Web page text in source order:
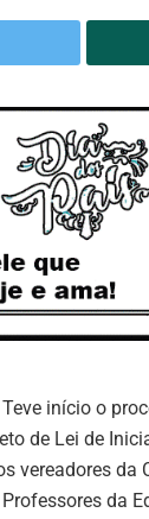
Teve início o
de Lei de
vereadores da
da